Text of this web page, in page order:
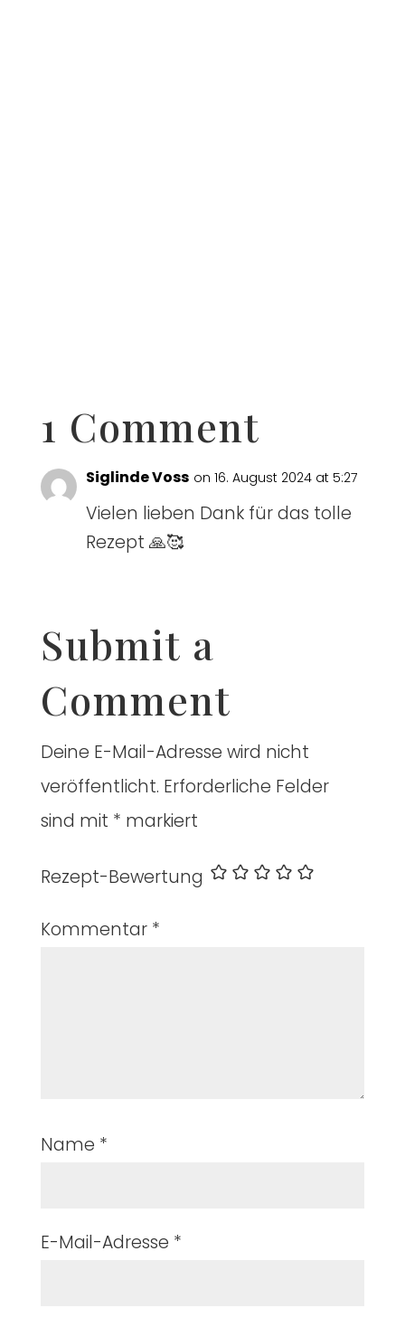
1 Comment
Siglinde Voss on 16. August 2024 at 5:27
Vie­len lie­ben Dank für das tol­le
Rezept 🙏🥰
Submit a
Comment
Deine E-Mail-Adresse wird nicht
veröffentlicht. Erforderliche Felder
sind mit * markiert
Rezept-Bewertung
Kommentar *
Name *
E-Mail-Adresse *